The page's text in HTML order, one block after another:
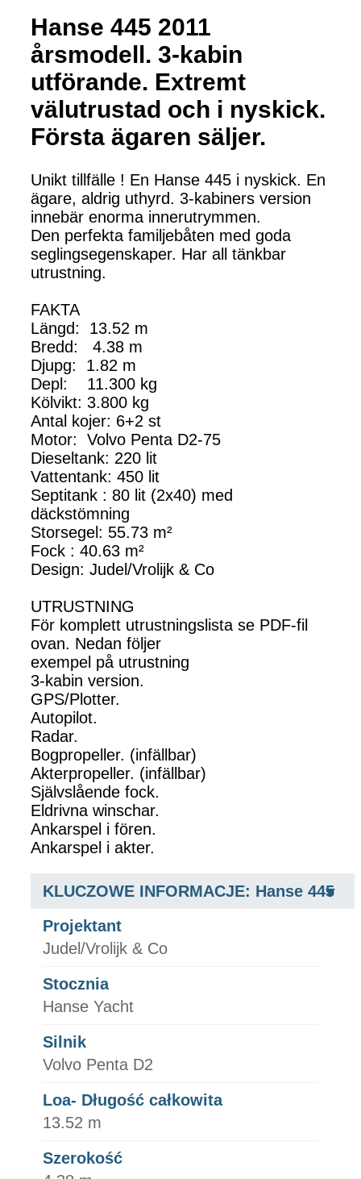
Hanse 445 2011
årsmodell. 3-kabin
utförande. Extremt
välutrustad och i nyskick.
Första ägaren säljer.
Unikt tillfälle ! En Hanse 445 i nyskick. En
ägare, aldrig uthyrd. 3-kabiners version
innebär enorma innerutrymmen.
Den perfekta familjebåten med goda
seglingsegenskaper. Har all tänkbar
utrustning.
FAKTA
Längd: 13.52 m
Bredd: 4.38 m
Djupg: 1.82 m
Depl: 11.300 kg
Kölvikt: 3.800 kg
Antal kojer: 6+2 st
Motor: Volvo Penta D2-75
Dieseltank: 220 lit
Vattentank: 450 lit
Septitank : 80 lit (2x40) med
däckstömning
Storsegel: 55.73 m²
Fock : 40.63 m²
Design: Judel/Vrolijk & Co
UTRUSTNING
För komplett utrustningslista se PDF-fil
ovan. Nedan följer
exempel på utrustning
3-kabin version.
GPS/Plotter.
Autopilot.
Radar.
Bogpropeller. (infällbar)
Akterpropeller. (infällbar)
Självslående fock.
Eldrivna winschar.
Ankarspel i fören.
Ankarspel i akter.
KLUCZOWE INFORMACJE: Hanse 445
Projektant
Judel/Vrolijk & Co
Stocznia
Hanse Yacht
Silnik
Volvo Penta D2
Loa- Długość całkowita
13.52 m
Szerokość